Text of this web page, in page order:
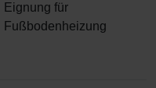
Eignung für
Fußbodenheizung